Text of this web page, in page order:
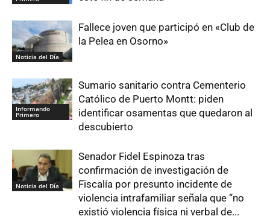
Noticia del Día
Fallece joven que participó en «Club de
la Pelea en Osorno»
Informando
Primero
Sumario sanitario contra Cementerio
Católico de Puerto Montt: piden
identificar osamentas que quedaron al
descubierto
Noticia del Día
Senador Fidel Espinoza tras
confirmación de investigación de
Fiscalía por presunto incidente de
violencia intrafamiliar señala que “no
existió violencia física ni verbal de...